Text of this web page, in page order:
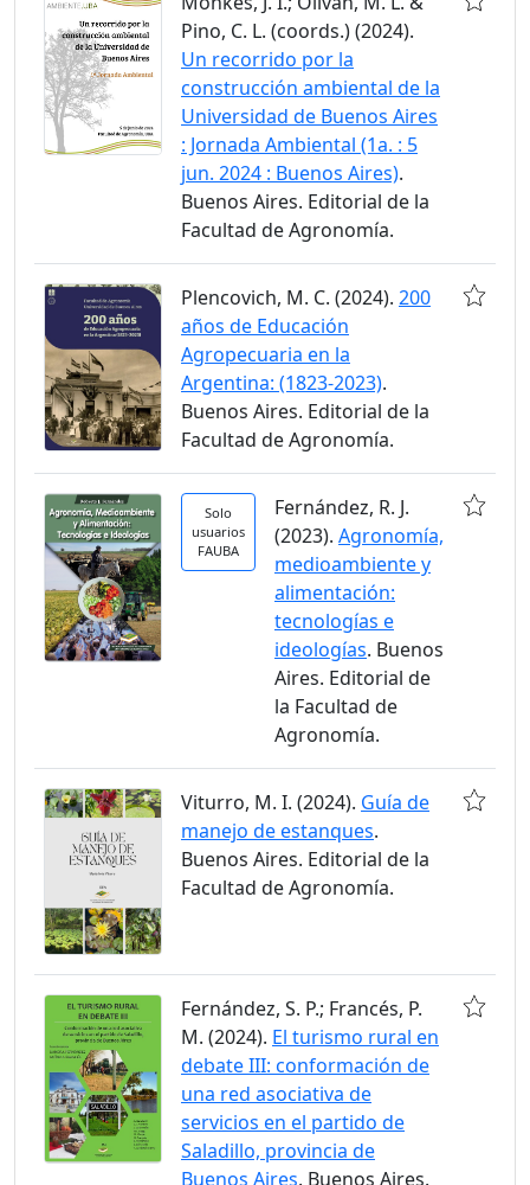
Pino, C. L. (coords.) (2024).
Un recorrido por la
construcción ambiental de la
Universidad de Buenos Aires
: Jornada Ambiental (1a. : 5
jun. 2024 : Buenos Aires).
Buenos Aires. Editorial de la
Facultad de Agronomía.
Plencovich, M. C. (2024). 200
años de Educación
Agropecuaria en la
Argentina: (1823-2023).
Buenos Aires. Editorial de la
Facultad de Agronomía.
Solo
usuarios
FAUBA
Fernández, R. J.
(2023). Agronomía,
medioambiente y
alimentación:
tecnologías e
ideologías. Buenos
Aires. Editorial de
la Facultad de
Agronomía.
Viturro, M. I. (2024). Guía de
manejo de estanques.
Buenos Aires. Editorial de la
Facultad de Agronomía.
Fernández, S. P.; Francés, P.
M. (2024). El turismo rural en
debate III: conformación de
una red asociativa de
servicios en el partido de
Saladillo, provincia de
Buenos Aires. Buenos Aires.